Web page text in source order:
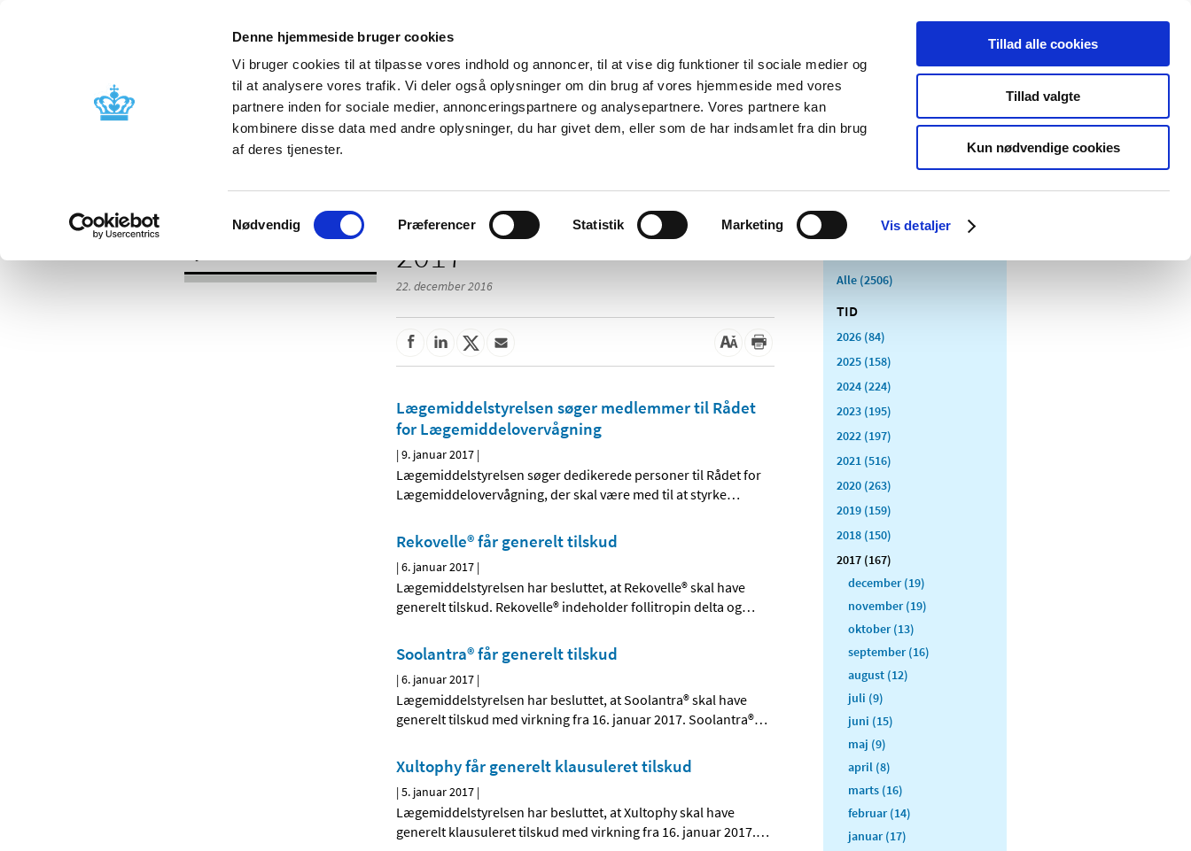
Denne hjemmeside bruger cookies
Vi bruger cookies til at tilpasse vores indhold og annoncer, til at vise dig funktioner til sociale medier og
til at analysere vores trafik. Vi deler også oplysninger om din brug af vores hjemmeside med vores
partnere inden for sociale medier, annonceringspartnere og analysepartnere. Vores partnere kan
kombinere disse data med andre oplysninger, du har givet dem, eller som de har indsamlet fra din brug
af deres tjenester.
Samtykkevalg
Nødvendig Præferencer Statistik Marketing Vis detaljer
Tillad alle cookies
Tillad valgte
Kun nødvendige cookies
Nyheder Om os Kontakt Udgivelser
Godkendelse og
Bivirkninger og
produktinformation
Tilskud og
Apoteker og salg af
Medicinsk
Særlige
produktområder
2017
22. december 2016
Lægemiddelstyrelsen søger medlemmer til Rådet
for Lægemiddelovervågning
|9. januar 2017 |
Lægemiddelstyrelsen søger dedikerede personer til Rådet for
Lægemiddelovervågning, der skal være med til at styrke…
Rekovelle® får generelt tilskud
|6. januar 2017 |
Lægemiddelstyrelsen har besluttet, at Rekovelle® skal have
generelt tilskud. Rekovelle® indeholder follitropin delta og…
Soolantra® får generelt tilskud
|6. januar 2017 |
Lægemiddelstyrelsen har besluttet, at Soolantra® skal have
generelt tilskud med virkning fra 16. januar 2017. Soolantra®…
Xultophy får generelt klausuleret tilskud
|5. januar 2017 |
Lægemiddelstyrelsen har besluttet, at Xultophy skal have
generelt klausuleret tilskud med virkning fra 16. januar 2017.…
Alle (2506)
TID
2026 (84)
2025 (158)
2024 (224)
2023 (195)
2022 (197)
2021 (516)
2020 (263)
2019 (159)
2018 (150)
2017 (167)
december (19)
november (19)
oktober (13)
september (16)
august (12)
juli (9)
juni (15)
maj (9)
april (8)
marts (16)
februar (14)
januar (17)